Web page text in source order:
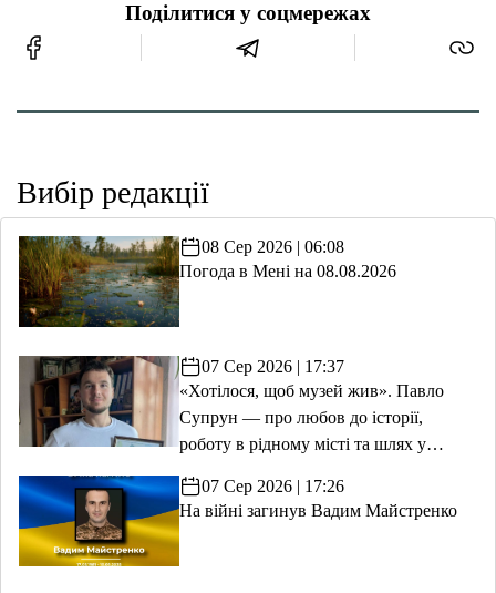
Поділитися у соцмережах
Вибір редакції
08 Сер 2026 | 06:08
Погода в Мені на 08.08.2026
07 Сер 2026 | 17:37
«Хотілося, щоб музей жив». Павло
Супрун — про любов до історії,
роботу в рідному місті та шлях у
07 Сер 2026 | 17:26
На війні загинув Вадим Майстренко